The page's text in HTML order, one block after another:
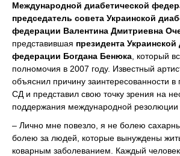
Международной диабетической
председатель совета Украинской
федерации Валентина Дмитриевна
представившая президента Украинской
федерации Богдана Бенюка , который
полномочия в 2007 году. Известный
объяснил причину заинтересованности
СД и представил свою точку зрения на
поддержания международной резолюции
– Лично мне повезло, я не болею
болею за людей, которые вынуждены
коварным заболеванием. Каждый